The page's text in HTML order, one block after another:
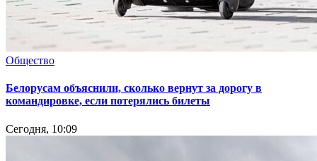
Общество
Белорусам объяснили, сколько вернут за дорогу в
командировке, если потерялись билеты
Сегодня, 10:09